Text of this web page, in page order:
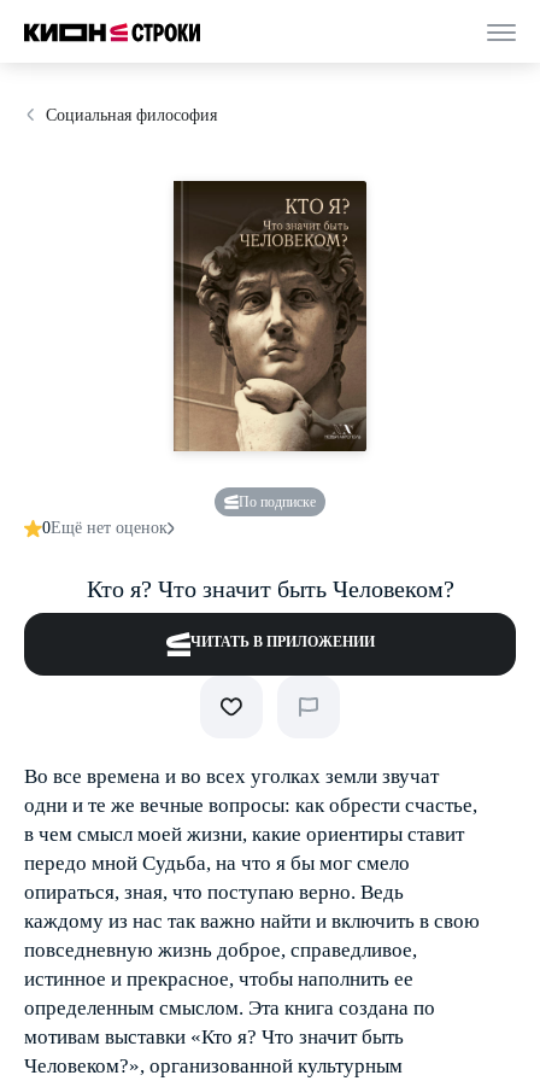
Социальная философия
По подписке
0Ещё нет оценок
Кто я? Что значит быть Человеком?
ЧИТАТЬ В ПРИЛОЖЕНИИ
Во все времена и во всех уголках земли звучат
одни и те же вечные вопросы: как обрести счастье,
в чем смысл моей жизни, какие ориентиры ставит
передо мной Судьба, на что я бы мог смело
опираться, зная, что поступаю верно. Ведь
каждому из нас так важно найти и включить в свою
повседневную жизнь доброе, справедливое,
истинное и прекрасное, чтобы наполнить ее
определенным смыслом. Эта книга создана по
мотивам выставки «Кто я? Что значит быть
Человеком?», организованной культурным